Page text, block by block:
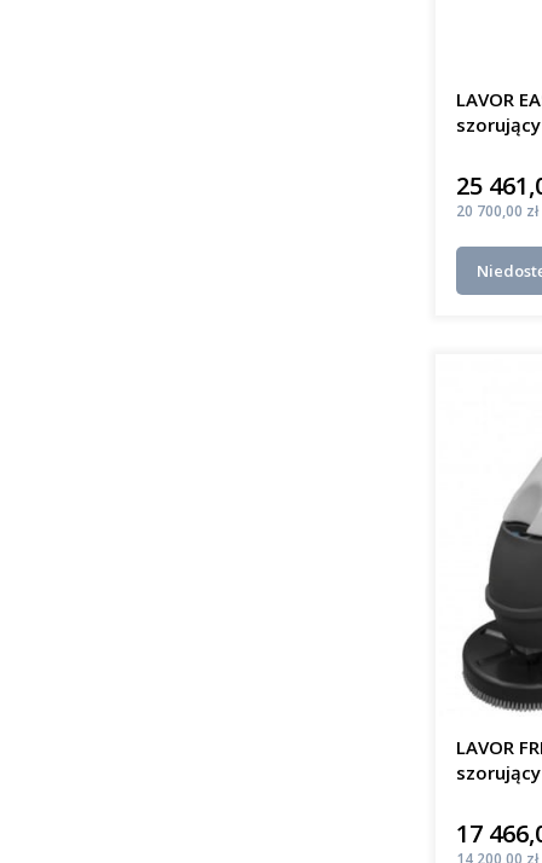
LAVOR
Cena
25
Cena
20 700,00 zł
LAVOR
Cena
17
Cena
14 200,00 zł